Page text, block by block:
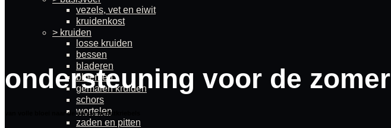
vezels, vet en eiwit
kruidenkost
> kruiden
losse kruiden
bessen
bladeren
bloemen
gemalen kruiden
schors
wortelen
zaden en pitten
ondersteuning voor de zomer
van volle bloei naar de eerste herfstkriebels